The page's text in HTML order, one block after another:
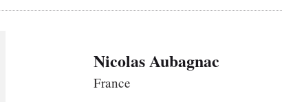
Nicolas Aubagnac
France